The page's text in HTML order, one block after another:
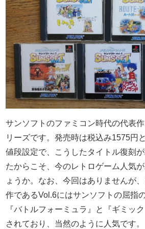
サンソフトのファミコン時代の代表
リーズです。発売時は税込み1575円
値段設定で、こうしたタイトル復刻
たからこそ、今のレトロゲーム人気
ょうか。なお、今回はありませんが
作であるVol.6にはサンソフトの屈指
『バトルフォーミュラ』と『ギミッ
されており、当然のように人気です。